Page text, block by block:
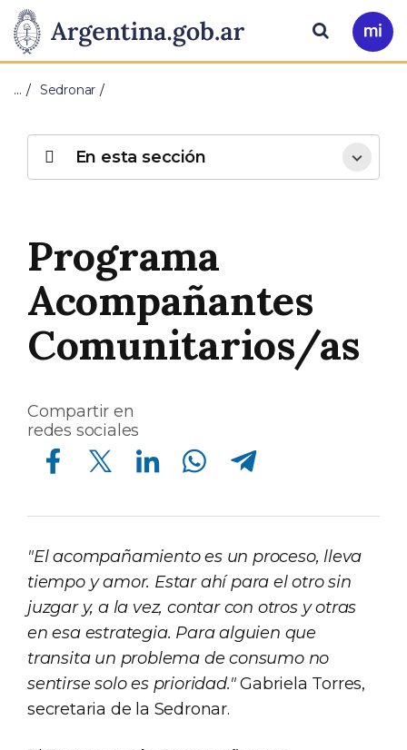
Presidencia
de
Nación
Pasar al contenido principal
Ir
a
Buscar
… Sedronar
Programa
Acompañantes
Comunitarios/as
Compartir en
redes sociales
Compartir en Facebook Compartir en Twitter Compartir en Linkedin Compartir en Whatsapp Compartir en Telegram
"El acompañamiento es un proceso, lleva
tiempo y amor. Estar ahí para el otro sin
juzgar y, a la vez, contar con otros y otras
en esa estrategia. Para alguien que
transita un problema de consumo no
sentirse solo es prioridad."Gabriela Torres,
secretaria de la Sedronar.
En esta sección